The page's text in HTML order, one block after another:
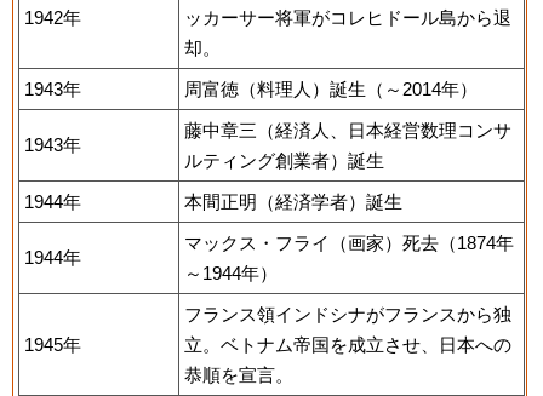
1942年
ッカーサー将軍がコレヒドール島から退
却。
1943年
周富徳（料理人）誕生（～2014年）
1943年
藤中章三（経済人、日本経営数理コンサ
ルティング創業者）誕生
1944年
本間正明（経済学者）誕生
1944年
マックス・フライ（画家）死去（1874年
～1944年）
1945年
フランス領インドシナがフランスから独
立。ベトナム帝国を成立させ、日本への
恭順を宣言。